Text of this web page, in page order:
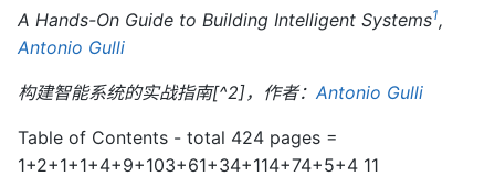
A Hands-On Guide to Building Intelligent Systems1,
Antonio Gulli
构建智能系统的实战指南[^2]，作者： Antonio Gulli
Table of Contents - total 424 pages =
1+2+1+1+4+9+103+61+34+114+74+5+4 11